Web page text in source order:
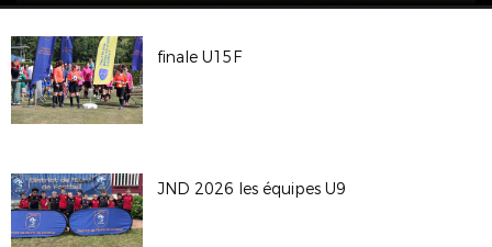
finale U15F
JND 2026 les équipes U9